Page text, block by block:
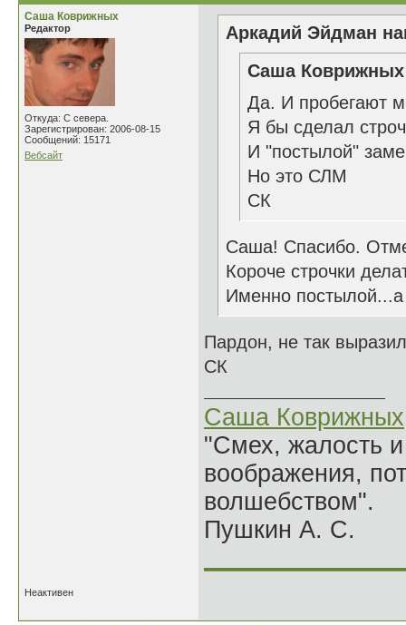
Саша Коврижных
Редактор
Откуда: С севера.
Зарегистрирован: 2006-08-15
Сообщений: 15171
Вебсайт
Аркадий Эйдман
Саша Коврижных
Да. И пробегают
Я бы сделал
И "постылой"
Но это СЛМ
СК
Саша! Спасибо.
Короче строчки
Именно
Пардон, не так
СК
Саша Коврижных
"Смех, жалость
воображения,
волшебством".
Пушкин А. С.
Неактивен